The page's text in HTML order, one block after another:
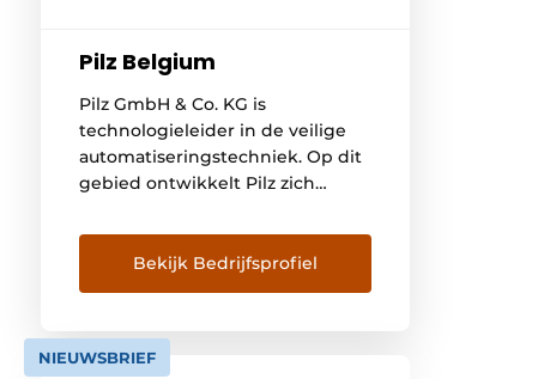
Pilz Belgium
Pilz GmbH & Co. KG is
technologieleider in de veilige
automatiseringstechniek. Op dit
gebied ontwikkelt Pilz zich
met oplossingen voor de
veiligheids- en
automatiseringstechniek. Het
installaties zodanig te
automatiseren dat de veiligheid
Bekijk Bedrijfsprofiel
NIEUWSBRIEF